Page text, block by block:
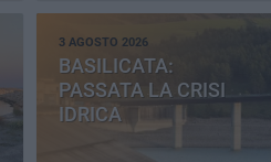
3 AGOSTO 2026
BASILICATA:
PASSATA LA CRISI
IDRICA